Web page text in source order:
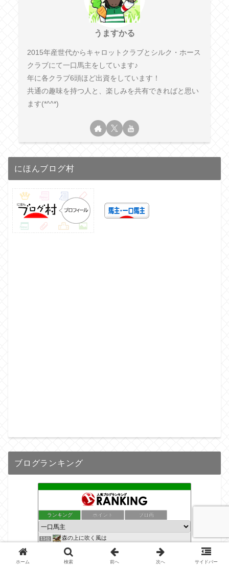
うますかる
2015年産世代からキャロットクラブとシルク・ホース
クラブにて一口馬主をしています♪
年に各クラブ6頭ほど出資をしています！
共通の趣味を持つ人と、楽しみを共有できればと思い
ます(*^^*)
にほんブログ村
ブログランキング
ランキング ポイント ブロ画
11位 森の上に吹く風は
一口愛馬とともに♪
miiraの一口馬主日記
ホーム 検索 前へ 次へ サイドバー